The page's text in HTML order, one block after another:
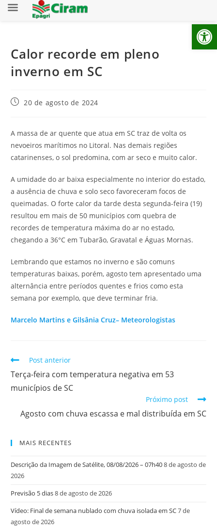
Calor recorde em pleno
inverno em SC
20 de agosto de 2024
A massa de ar quente que atua em SC traz de volta os
nevoeiros marítimos no Litoral. Nas demais regiões
catarinenses, o sol predomina, com ar seco e muito calor.
A umidade do ar baixa especialmente no interior do estado,
a ausência de chuva e solo seco favoreceram focos de
queimadas. O forte calor da tarde desta segunda-feira (19)
resultou em mais de 50 municípios com quebra de
recordes de temperatura máxima do ar no estado,
chegando a 36°C em Tubarão, Gravatal e Águas Mornas.
Lembrando que estamos no inverno e são comuns
temperaturas baixas, porém, agosto tem apresentado uma
alternância entre períodos quentes e frios como esta
semana por exemplo, que deve terminar fria.
Marcelo Martins e Gilsânia Cruz– Meteorologistas
Post anterior
Terça-feira com temperatura negativa em 53
municípios de SC
Próximo post
Agosto com chuva escassa e mal distribuída em SC
MAIS RECENTES
Descrição da Imagem de Satélite, 08/08/2026 – 07h408 de agosto de
2026
Previsão 5 dias8 de agosto de 2026
Vídeo: Final de semana nublado com chuva isolada em SC7 de
agosto de 2026